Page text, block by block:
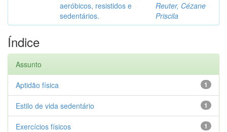
aeróbicos, resistidos e
sedentários.
Reuter, Cézane
Priscila
Índice
Assunto
1
Aptidão física
1
Estilo de vida sedentário
1
Exercícios físicos